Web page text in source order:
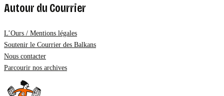
Autour du Courrier
L’Ours / Mentions légales
Soutenir le Courrier des Balkans
Nous contacter
Parcourir nos archives